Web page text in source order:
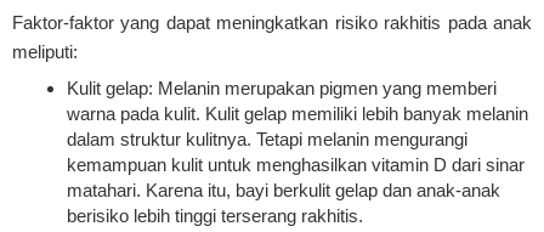
Faktor-faktor yang dapat meningkatkan risiko rakhitis pada anak
meliputi:
Kulit gelap: Melanin merupakan pigmen yang memberi
warna pada kulit. Kulit gelap memiliki lebih banyak melanin
dalam struktur kulitnya. Tetapi melanin mengurangi
kemampuan kulit untuk menghasilkan vitamin D dari sinar
matahari. Karena itu, bayi berkulit gelap dan anak-anak
berisiko lebih tinggi terserang rakhitis.